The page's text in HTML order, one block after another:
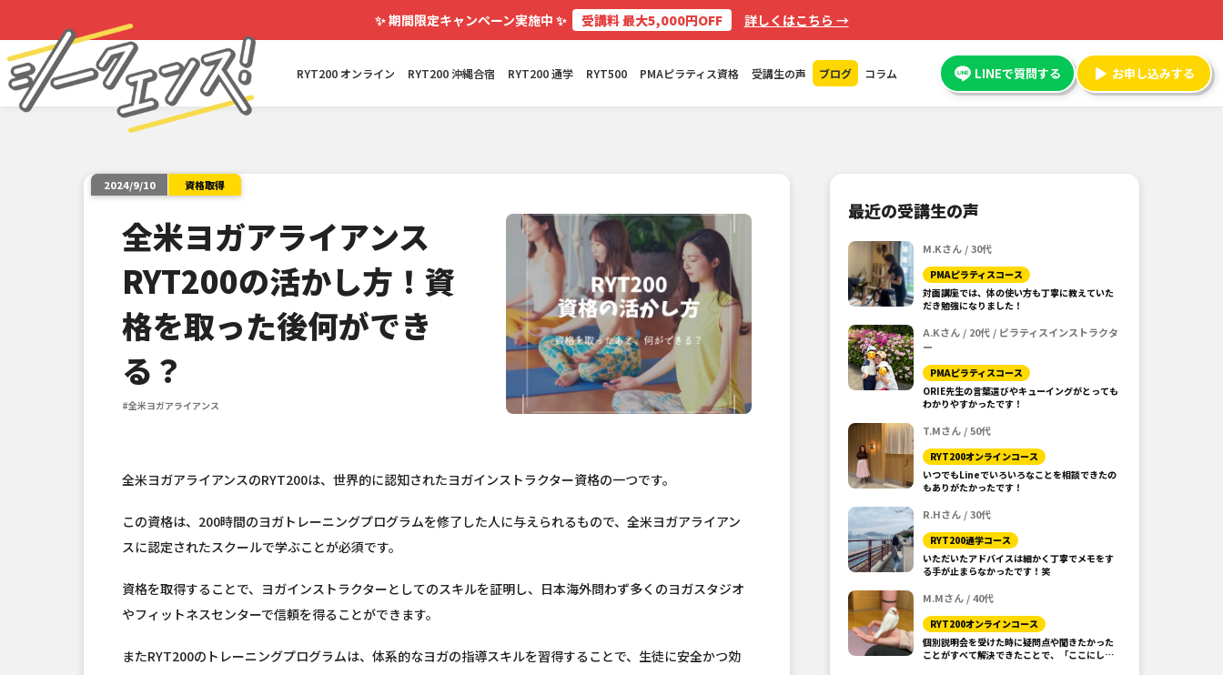
✨期間限定キャンペーン実施中 ✨ 受講料 最大5,000円OFF 詳しくはこちら →
RYT200 オンライン RYT200 沖縄合宿 RYT200 通学 RYT500 PMAピラティス資格 受講生の声 ブログ コラム LINEで質問する お申し込みする
2024/9/10 資格取得
全米ヨガアライアンス
RYT200の活かし方！資
格を取った後何ができ
る？
#全米ヨガアライアンス
全米ヨガアライアンスのRYT200は、世界的に認知されたヨガインストラクター資格の一つです。
この資格は、200時間のヨガトレーニングプログラムを修了した人に与えられるもので、全米ヨガアライアン
スに認定されたスクールで学ぶことが必須です。
資格を取得することで、ヨガインストラクターとしてのスキルを証明し、日本海外問わず多くのヨガスタジオ
やフィットネスセンターで信頼を得ることができます。
またRYT200のトレーニングプログラムは、体系的なヨガの指導スキルを習得することで、生徒に安全かつ効
最近の受講生の声
M.Kさん / 30代
PMAピラティスコース
対面講座では、体の使い方も丁寧に教えていた
だき勉強になりました！
A.Kさん / 20代 / ピラティスインストラクタ
ー
PMAピラティスコース
ORIE先生の言葉選びやキューイングがとっても
わかりやすかったです！
T.Mさん / 50代
RYT200オンラインコース
いつでもLineでいろいろなことを相談できたの
もありがたかったです！
R.Hさん / 30代
RYT200通学コース
いただいたアドバイスは細かく丁寧でメモをす
る手が止まらなかったです！笑
M.Mさん / 40代
RYT200オンラインコース
個別説明会を受けた時に疑問点や聞きたかった
ことがすべて解決できたことで、「ここにしよ